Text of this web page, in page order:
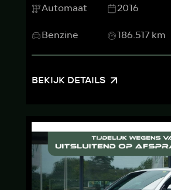
Automaat
2016
Benzine
186.517 km
BEKIJK DETAILS